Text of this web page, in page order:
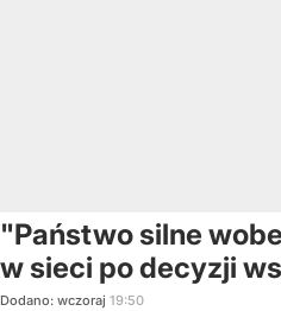
"Państwo silne
w sieci po decyzji
Dodano: wczoraj 19:50